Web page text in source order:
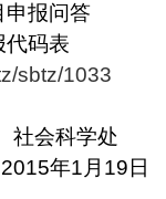
申报问答
代码表
sbtz/1033
社会科学处
2015年1 月 19 日